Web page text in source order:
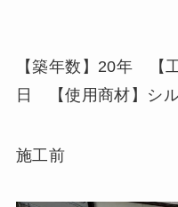
【築年数】20年 【
日 【使用商材】シ
施工前